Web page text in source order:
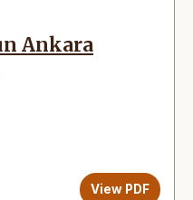
Ankara
View PDF